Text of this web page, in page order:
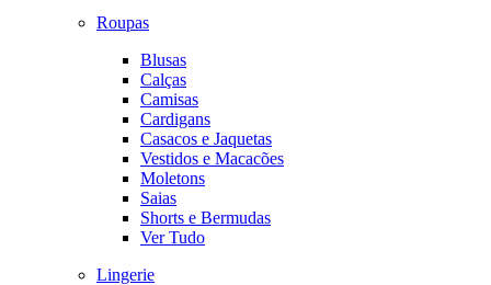
Roupas
Blusas
Calças
Camisas
Cardigans
Casacos e Jaquetas
Vestidos e Macacões
Moletons
Saias
Shorts e Bermudas
Ver Tudo
Lingerie